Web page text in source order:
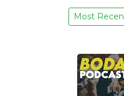
Most